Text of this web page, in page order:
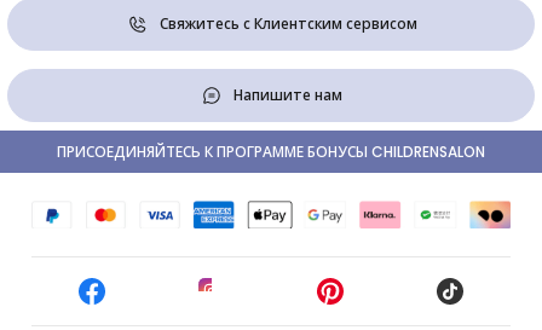
Свяжитесь с Клиентским сервисом
Напишите нам
ПРИСОЕДИНЯЙТЕСЬ К ПРОГРАММЕ БОНУСЫ CHILDRENSALON